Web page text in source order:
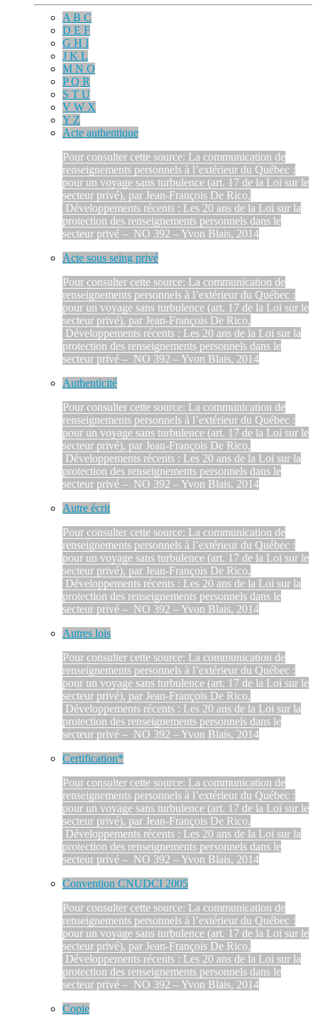
A B C
D E F
G H I
J K L
M N O
P Q R
S T U
V W X
Y Z
Acte authentique
Pour consulter cette source: La communication de
renseignements personnels à l’extérieur du Québec :
pour un voyage sans turbulence (art. 17 de la Loi sur le
secteur privé), par Jean-François De Rico,
Développements récents : Les 20 ans de la Loi sur la
protection des renseignements personnels dans le
secteur privé – NO 392 – Yvon Blais, 2014
Acte sous seing privé
Pour consulter cette source: La communication de
renseignements personnels à l’extérieur du Québec :
pour un voyage sans turbulence (art. 17 de la Loi sur le
secteur privé), par Jean-François De Rico,
Développements récents : Les 20 ans de la Loi sur la
protection des renseignements personnels dans le
secteur privé – NO 392 – Yvon Blais, 2014
Authenticité
Pour consulter cette source: La communication de
renseignements personnels à l’extérieur du Québec :
pour un voyage sans turbulence (art. 17 de la Loi sur le
secteur privé), par Jean-François De Rico,
Développements récents : Les 20 ans de la Loi sur la
protection des renseignements personnels dans le
secteur privé – NO 392 – Yvon Blais, 2014
Autre écrit
Pour consulter cette source: La communication de
renseignements personnels à l’extérieur du Québec :
pour un voyage sans turbulence (art. 17 de la Loi sur le
secteur privé), par Jean-François De Rico,
Développements récents : Les 20 ans de la Loi sur la
protection des renseignements personnels dans le
secteur privé – NO 392 – Yvon Blais, 2014
Autres lois
Pour consulter cette source: La communication de
renseignements personnels à l’extérieur du Québec :
pour un voyage sans turbulence (art. 17 de la Loi sur le
secteur privé), par Jean-François De Rico,
Développements récents : Les 20 ans de la Loi sur la
protection des renseignements personnels dans le
secteur privé – NO 392 – Yvon Blais, 2014
Certification*
Pour consulter cette source: La communication de
renseignements personnels à l’extérieur du Québec :
pour un voyage sans turbulence (art. 17 de la Loi sur le
secteur privé), par Jean-François De Rico,
Développements récents : Les 20 ans de la Loi sur la
protection des renseignements personnels dans le
secteur privé – NO 392 – Yvon Blais, 2014
Convention CNUDCI 2005
Pour consulter cette source: La communication de
renseignements personnels à l’extérieur du Québec :
pour un voyage sans turbulence (art. 17 de la Loi sur le
secteur privé), par Jean-François De Rico,
Développements récents : Les 20 ans de la Loi sur la
protection des renseignements personnels dans le
secteur privé – NO 392 – Yvon Blais, 2014
Copie